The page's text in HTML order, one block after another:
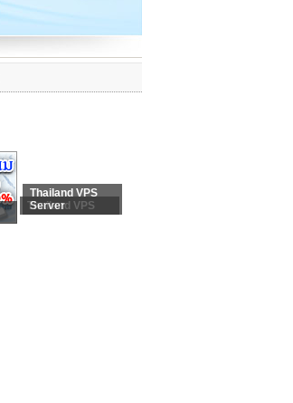
Thailand VPS
Thailand VPS
Server